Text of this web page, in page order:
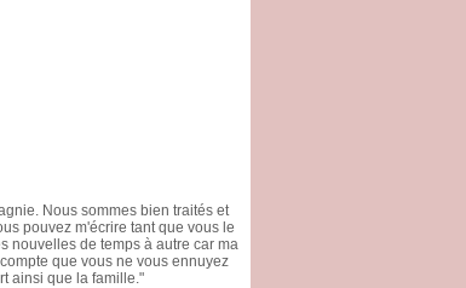
Nous sommes bien traités et
pouvez m'écrire tant que vous le
nouvelles de temps à autre car ma
que vous ne vous ennuyez
ainsi que la famille."